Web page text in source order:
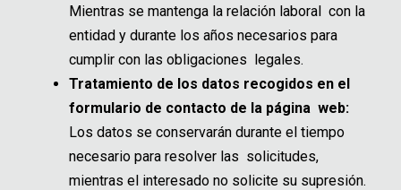
Mientras se mantenga la relación laboral con la
entidad y durante los años necesarios para
cumplir con las obligaciones legales.
Tratamiento de los datos recogidos en el
formulario de contacto de la página web:
Los datos se conservarán durante el tiempo
necesario para resolver las solicitudes,
mientras el interesado no solicite su supresión.